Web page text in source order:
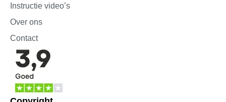
Instructie video’s
Over ons
Contact